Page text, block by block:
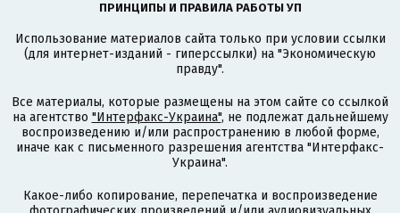
ПРИНЦИПЫ И ПРАВИЛА РАБОТЫ УП
Использование материалов сайта только при условии ссылки
(для интернет-изданий - гиперссылки) на "Экономическую
правду".
Все материалы, которые размещены на этом сайте со ссылкой
на агентство "Интерфакс-Украина", не подлежат дальнейшему
воспроизведению и/или распространению в любой форме,
иначе как с письменного разрешения агентства "Интерфакс-
Украина".
Какое-либо копирование, перепечатка и воспроизведение